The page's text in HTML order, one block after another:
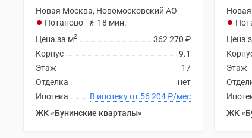
Новая Москва, Новомосковский АО
Потапово
18 мин.
362 270 ₽
Цена за м2
9.1
Корпус
17
Этаж
нет
Отделка
В ипотеку от 56 204₽/мес
Ипотека
ЖК «Бунинские кварталы»
Цена
Этаж
ЖК